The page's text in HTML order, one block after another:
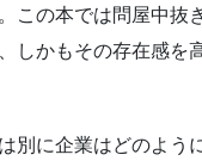
この本では問屋中抜
しかもその存在感を
別に企業はどのよう